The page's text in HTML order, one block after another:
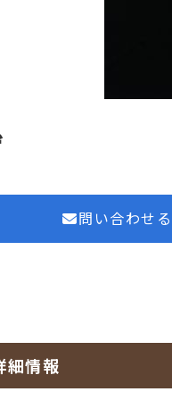
問い合わせる
細情報